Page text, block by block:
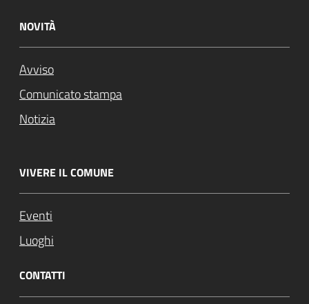
NOVITÀ
Avviso
Comunicato stampa
Notizia
VIVERE IL COMUNE
Eventi
Luoghi
CONTATTI